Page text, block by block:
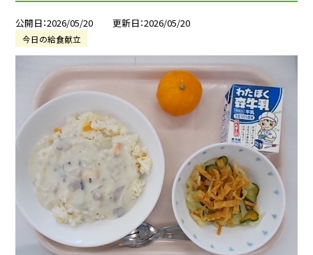
公開日 2026/05/20 更新日 2026/05/20
今日の給食献立